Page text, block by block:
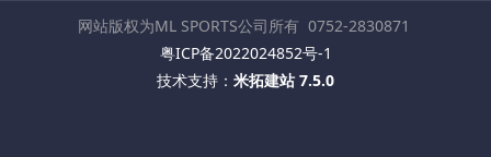
网站版权为ML SPORTS公司所有 0752-2830871
粤ICP备2022024852号-1
技术支持： 米拓建站 7.5.0